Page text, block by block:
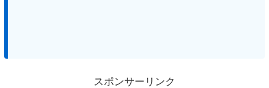
スポンサーリンク